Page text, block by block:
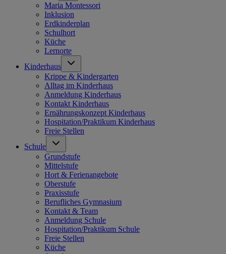
Maria Montessori
Inklusion
Erdkinderplan
Schulhort
Küche
Lernorte
Kinderhaus
Krippe & Kindergarten
Alltag im Kinderhaus
Anmeldung Kinderhaus
Kontakt Kinderhaus
Ernährungskonzept Kinderhaus
Hospitation/Praktikum Kinderhaus
Freie Stellen
Schule
Grundstufe
Mittelstufe
Hort & Ferienangebote
Oberstufe
Praxisstufe
Berufliches Gymnasium
Kontakt & Team
Anmeldung Schule
Hospitation/Praktikum Schule
Freie Stellen
Küche